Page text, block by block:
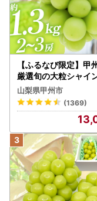
【ふるなび限定】甲
厳選旬の大粒シャイ
カット 約1.3kg 2～3
026年発送】（MG）
472 FN-Limited-VO
インマスカット フル
山梨県甲州市
(1369)